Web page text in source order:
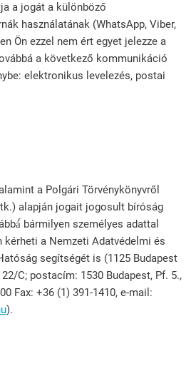
a jogát a különböző
használatának (WhatsApp, Viber,
Ön ezzel nem ért egyet jelezze a
a következő kommunikáció
elektronikus levelezés, postai
a Polgári Törvénykönyvről
alapján jogait jogosult bíróság
bármilyen személyes adattal
kérheti a Nemzeti Adatvédelmi és
segítségét is (1125 Budapest
C; postacím: 1530 Budapest, Pf. 5.,
Fax: +36 (1) 391-1410, e-mail:
).